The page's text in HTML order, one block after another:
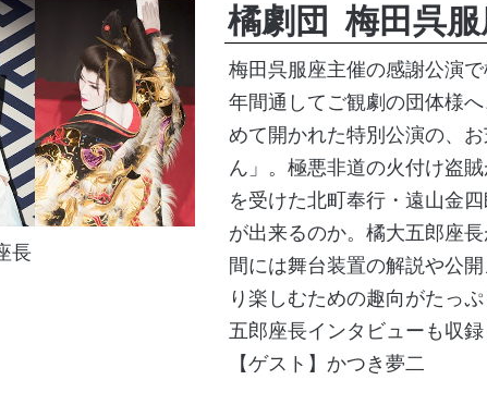
長
橘劇団 梅田呉
梅田呉服座主催の感謝公演で
年間通してご観劇の団体様
めて開かれた特別公演の、
ん」。極悪非道の火付け盗
を受けた北町奉行・遠山金
が出来るのか。橘大五郎座
間には舞台装置の解説や公
り楽しむための趣向がたっ
五郎座長インタビューも収録
【ゲスト】かつき夢二